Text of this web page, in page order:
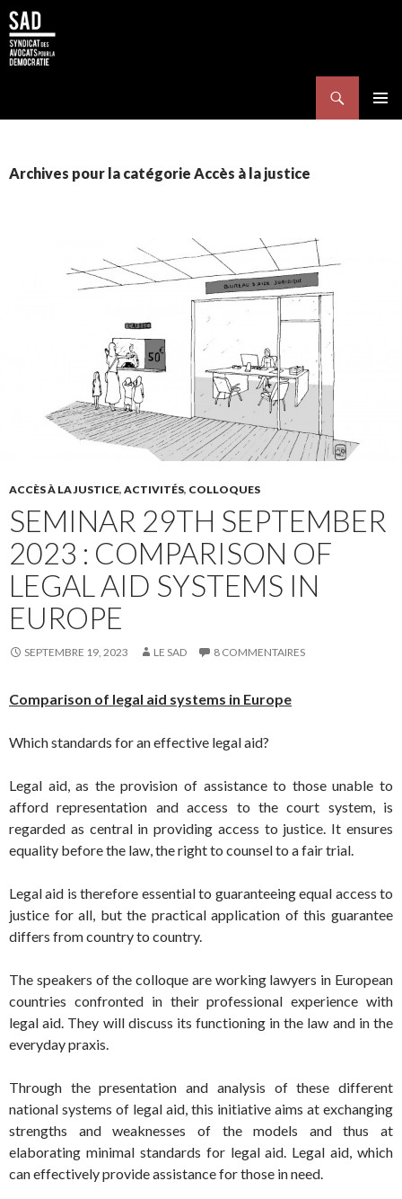
Archives pour la catégorie Accès à la justice
ACCÈS À LA JUSTICE, ACTIVITÉS, COLLOQUES
SEMINAR 29TH SEPTEMBER
2023 : COMPARISON OF
LEGAL AID SYSTEMS IN
EUROPE
SEPTEMBRE 19, 2023 LE SAD 8 COMMENTAIRES
Comparison of legal aid systems in Europe
Which standards for an effective legal aid?
Legal aid, as the provision of assistance to those unable to
afford representation and access to the court system, is
regarded as central in providing access to justice. It ensures
equality before the law, the right to counsel to a fair trial.
Legal aid is therefore essential to guaranteeing equal access to
justice for all, but the practical application of this guarantee
differs from country to country.
The speakers of the colloque are working lawyers in European
countries confronted in their professional experience with
legal aid. They will discuss its functioning in the law and in the
everyday praxis.
Through the presentation and analysis of these different
national systems of legal aid, this initiative aims at exchanging
strengths and weaknesses of the models and thus at
elaborating minimal standards for legal aid. Legal aid, which
can effectively provide assistance for those in need.